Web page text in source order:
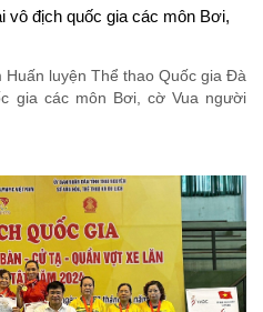
vô địch quốc gia các môn Bơi,
luyện Thể thao Quốc gia Đà
gia các môn Bơi, cờ Vua người